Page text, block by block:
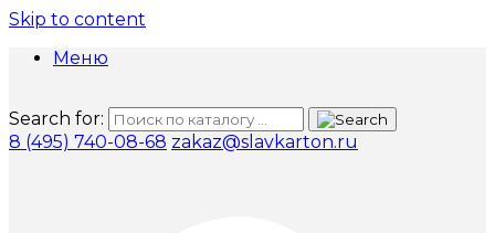
Skip to content
Меню
Search for:
8 (495) 740-08-68 zakaz@slavkarton.ru